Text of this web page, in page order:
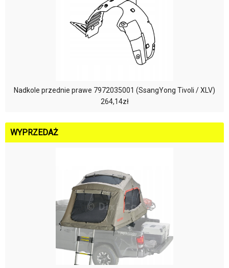
Nadkole przednie prawe 7972035001 (SsangYong Tivoli / XLV)
264,14zł
WYPRZEDAŻ